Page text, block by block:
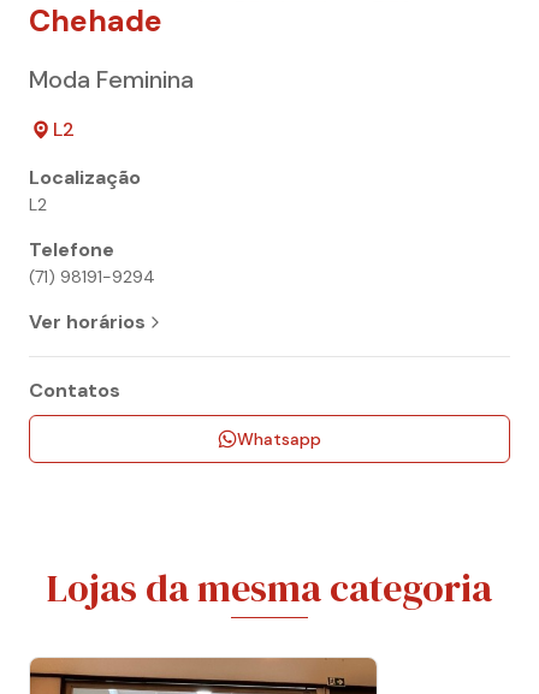
Chehade
Moda Feminina
L2
Localização
L2
Telefone
(71) 98191-9294
Ver horários
Contatos
Whatsapp
Lojas da mesma categoria